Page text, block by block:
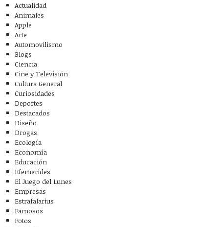
Actualidad
Animales
Apple
Arte
Automovilismo
Blogs
Ciencia
Cine y Televisión
Cultura General
Curiosidades
Deportes
Destacados
Diseño
Drogas
Ecología
Economía
Educación
Efemerides
El Juego del Lunes
Empresas
Estrafalarius
Famosos
Fotos